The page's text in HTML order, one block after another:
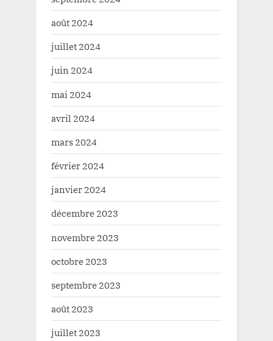
août 2024
juillet 2024
juin 2024
mai 2024
avril 2024
mars 2024
février 2024
janvier 2024
décembre 2023
novembre 2023
octobre 2023
septembre 2023
août 2023
juillet 2023